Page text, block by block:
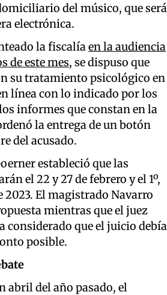
del músico, que será
electrónica.
la fiscalíaen la audiencia
de este mes, se dispuso que
su tratamiento psicológico en
línea con lo indicado por los
informes que constan en la
la entrega de un botón
del acusado.
estableció que las
el 22 y 27 de febrero y el 1º,
2023. El magistrado Navarro
mientras que el juez
considerado que el juicio debía
posible.
abril del año pasado, el